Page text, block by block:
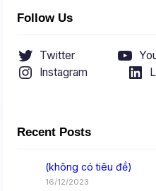
Follow Us
Twitter
Instagram
Recent Posts
(không có tiêu đề)
16/12/2023